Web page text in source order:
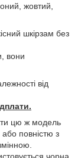
жовтий,
шкірзам без
вони
від
цю ж модель
повністю з
чорна